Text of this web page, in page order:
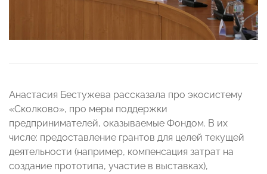
Анастасия Бестужева рассказала про экосистему
«Сколково», про меры поддержки
предпринимателей, оказываемые Фондом. В их
числе: предоставление грантов для целей текущей
деятельности (например, компенсация затрат на
создание прототипа, участие в выставках),